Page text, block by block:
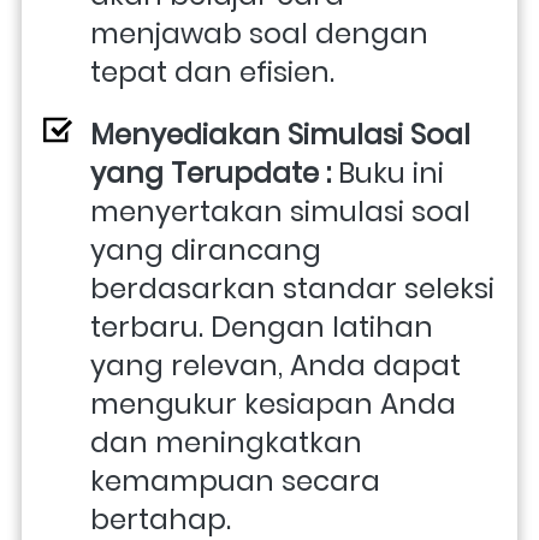
menjawab soal dengan
tepat dan efisien.
Menyediakan Simulasi Soal
yang Terupdate : Buku ini
menyertakan simulasi soal
yang dirancang
berdasarkan standar seleksi
terbaru. Dengan latihan
yang relevan, Anda dapat
mengukur kesiapan Anda
dan meningkatkan
kemampuan secara
bertahap.